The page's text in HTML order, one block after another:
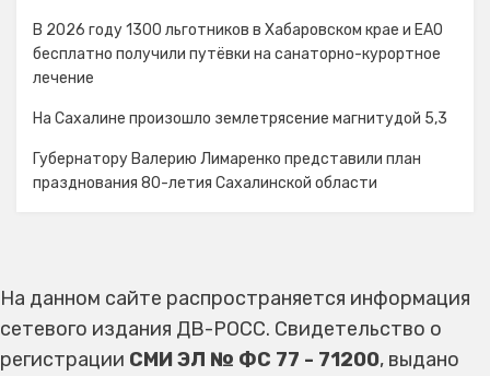
В 2026 году 1300 льготников в Хабаровском крае и ЕАО
бесплатно получили путёвки на санаторно-курортное
лечение
На Сахалине произошло землетрясение магнитудой 5,3
Губернатору Валерию Лимаренко представили план
празднования 80-летия Сахалинской области
На данном сайте распространяется информация
сетевого издания ДВ-РОСС. Свидетельство о
регистрации СМИ ЭЛ № ФС 77 - 71200, выдано